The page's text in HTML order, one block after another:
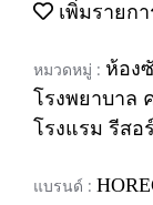
เพิ่มรายก
หมวดหมู่ : ห้อง
โรงพยาบาล
โรงแรม รีสอ
แบรนด์ :